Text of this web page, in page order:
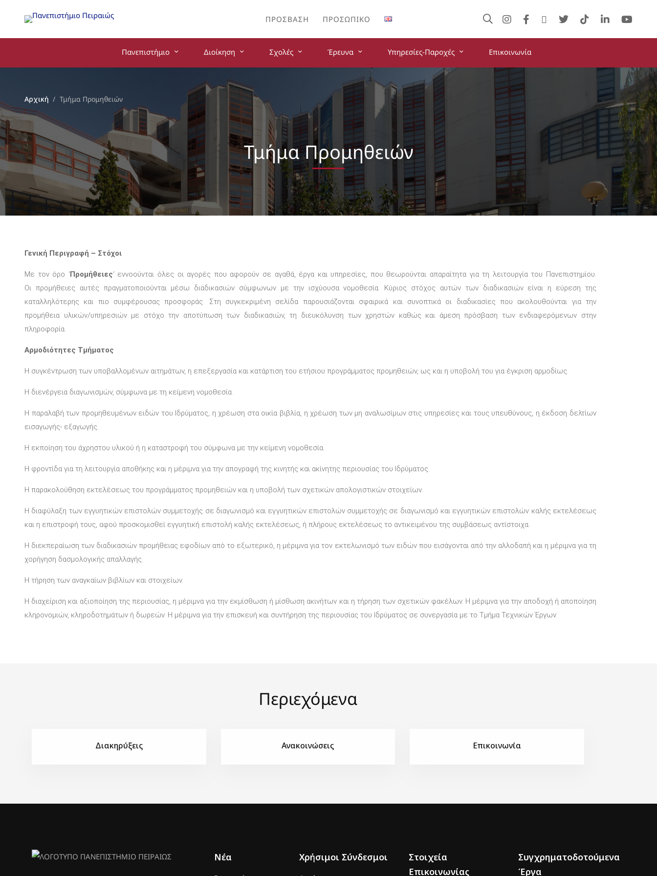
ΠΡΌΣΒΑΣΗ ΠΡΟΣΩΠΙΚΌ
Πανεπιστήμιο Διοίκηση Σχολές Έρευνα Υπηρεσίες-Παροχές Επικοινωνία
Αρχική Τμήμα Προμηθειών
Τμήμα Προμηθειών
Γενική Περιγραφή – Στόχοι
Με τον όρο ‘Προμήθειες‘ εννοούνται όλες οι αγορές που αφορούν σε αγαθά, έργα και υπηρεσίες, που θεωρούνται απαραίτητα για τη λειτουργία του Πανεπιστημίου.
Οι προμήθειες αυτές πραγματοποιούνται μέσω διαδικασιών σύμφωνων με την ισχύουσα νομοθεσία. Κύριος στόχος αυτών των διαδικασιών είναι η εύρεση της
καταλληλότερης και πιο συμφέρουσας προσφοράς. Στη συγκεκριμένη σελίδα παρουσιάζονται σφαιρικά και συνοπτικά οι διαδικασίες που ακολουθούνται για την
προμήθεια υλικών/υπηρεσιών με στόχο την αποτύπωση των διαδικασιών, τη διευκόλυνση των χρηστών καθώς και άμεση πρόσβαση των ενδιαφερόμενων στην
πληροφορία.
Αρμοδιότητες Τμήματος
Η συγκέντρωση των υποβαλλομένων αιτημάτων, η επεξεργασία και κατάρτιση του ετήσιου προγράμματος προμηθειών, ως και η υποβολή του για έγκριση αρμοδίως.
Η διενέργεια διαγωνισμών, σύμφωνα με τη κείμενη νομοθεσία.
Η παραλαβή των προμηθευμένων ειδών του Ιδρύματος, η χρέωση στα οικία βιβλία, η χρέωση των μη αναλωσίμων στις υπηρεσίες και τους υπευθύνους, η έκδοση δελτίων
εισαγωγής- εξαγωγής.
Η εκποίηση του άχρηστου υλικού ή η καταστροφή του σύμφωνα με την κείμενη νομοθεσία.
Η φροντίδα για τη λειτουργία αποθήκης και η μέριμνα για την απογραφή της κινητής και ακίνητης περιουσίας του Ιδρύματος.
Η παρακολούθηση εκτελέσεως του προγράμματος προμηθειών και η υποβολή των σχετικών απολογιστικών στοιχείων.
Η διαφύλαξη των εγγυητικών επιστολών συμμετοχής σε διαγωνισμό και εγγυητικών επιστολών συμμετοχής σε διαγωνισμό και εγγυητικών επιστολών καλής εκτελέσεως
και η επιστροφή τους, αφού προσκομισθεί εγγυητική επιστολή καλής εκτελέσεως, ή πλήρους εκτελέσεως το αντικειμένου της συμβάσεως αντίστοιχα.
Η διεκπεραίωση των διαδικασιών προμήθειας εφοδίων από το εξωτερικό, η μέριμνα για τον εκτελωνισμό των ειδών που εισάγονται από την αλλοδαπή και η μέριμνα για τη
χορήγηση δασμολογικής απαλλαγής.
Η τήρηση των αναγκαίων βιβλίων και στοιχείων.
Η διαχείριση και αξιοποίηση της περιουσίας, η μέριμνα για την εκμίσθωση ή μίσθωση ακινήτων και η τήρηση των σχετικών φακέλων. Η μέριμνα για την αποδοχή ή αποποίηση
κληρονομιών, κληροδοτημάτων ή δωρεών. Η μέριμνα για την επισκευή και συντήρηση της περιουσίας του Ιδρύματος σε συνεργασία με το Τμήμα Τεχνικών Έργων.
Περιεχόμενα
Διακηρύξεις Ανακοινώσεις Επικοινωνία
Νέα Χρήσιμοι Σύνδεσμοι
Στοιχεία
Επικοινωνίας
Συγχρηματοδοτούμενα
Έργα